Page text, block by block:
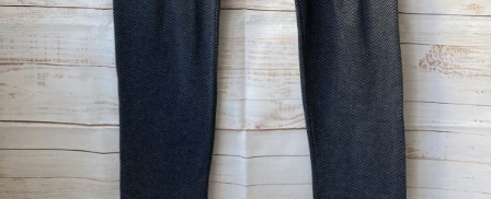
Kategorije proizvoda